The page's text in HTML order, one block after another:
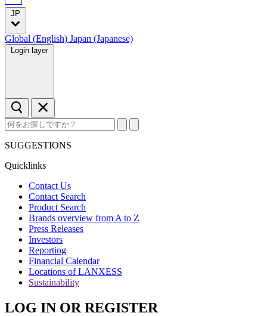
JP
Global (English) Japan (Japanese)
Login layer
SUGGESTIONS
Quicklinks
Contact Us
Contact Search
Product Search
Brands overview from A to Z
Press Releases
Investors
Reporting
Financial Calendar
Locations of LANXESS
Sustainability
LOG IN OR REGISTER